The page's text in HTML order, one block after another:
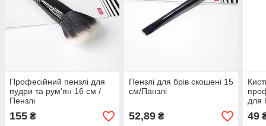
Професійний пензлі для
пудри та рум'ян 16 см /
Пензлі
155 ₴
Пензлі для брів скошені 15
см/Панзлі
52,89₴
для
49